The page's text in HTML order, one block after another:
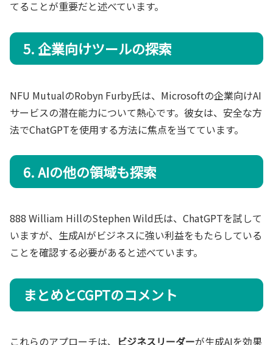
てることが重要だと述べています。
5. 企業向けツールの探索
NFU MutualのRobyn Furby氏は、Microsoftの企業向けAI
サービスの潜在能力について熱心です。彼女は、安全な方
法でChatGPTを使用する方法に焦点を当てています。
6. AIの他の領域も探索
888 William HillのStephen Wild氏は、ChatGPTを試して
いますが、生成AIがビジネスに強い利益をもたらしている
ことを確認する必要があると述べています。
まとめとCGPTのコメント
これらのアプローチは、 ビジネスリーダーが生成AIを効果